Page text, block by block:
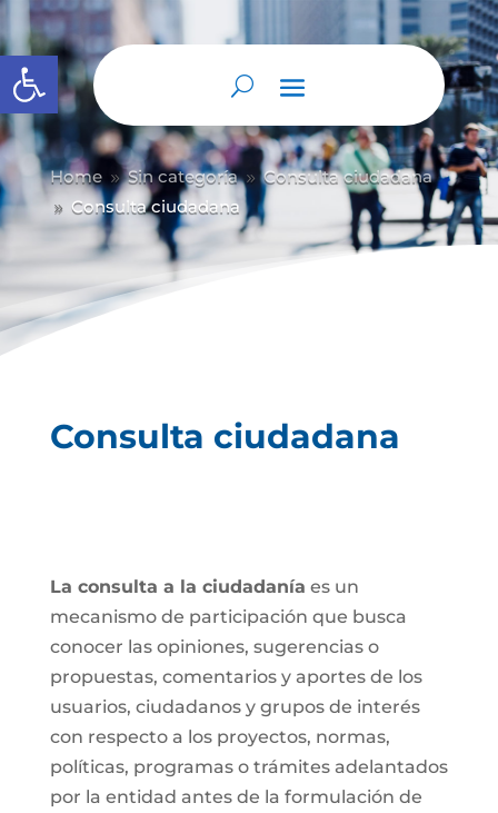
Abrir barra de herramientas
Home 9 Sin categoría 9 Consulta ciudadana
9 Consulta ciudadana
Consulta ciudadana
La consulta a la ciudadanía es un
mecanismo de participación que busca
conocer las opiniones, sugerencias o
propuestas, comentarios y aportes de los
usuarios, ciudadanos y grupos de interés
con respecto a los proyectos, normas,
políticas, programas o trámites adelantados
por la entidad antes de la formulación de